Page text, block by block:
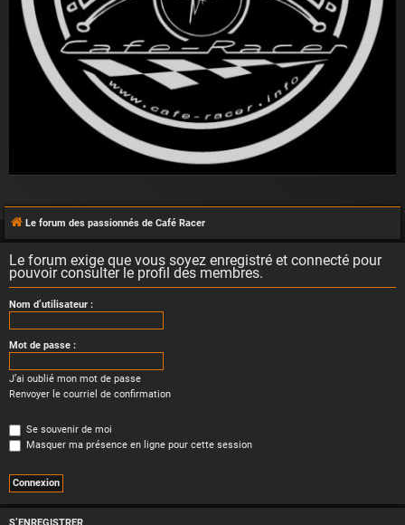
Le forum des passionnés de Café Racer
Le forum exige que vous soyez enregistré et connecté pour
pouvoir consulter le profil des membres.
Nom d’utilisateur :
Mot de passe :
J’ai oublié mon mot de passe
Renvoyer le courriel de confirmation
Se souvenir de moi
Masquer ma présence en ligne pour cette session